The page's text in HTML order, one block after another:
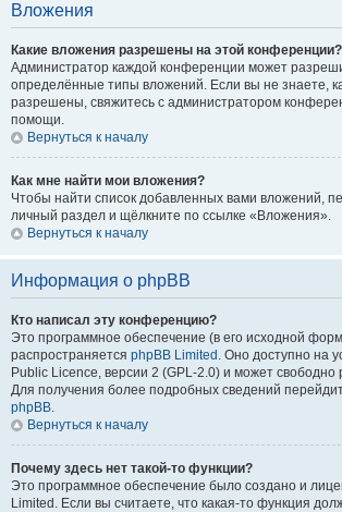
Вложения
Какие вложения разрешены на этой конференции?
Администратор каждой конференции может
определённые типы вложений. Если вы не знаете,
разрешены, свяжитесь с администратором
помощи.
Вернуться к началу
Как мне найти мои вложения?
Чтобы найти список добавленных вами вложений,
личный раздел и щёлкните по ссылке «Вложения».
Вернуться к началу
Информация о phpBB
Кто написал эту конференцию?
Это программное обеспечение (в его исходной
распространяется phpBB Limited . Оно доступно на
Public Licence, версии 2 (GPL-2.0) и может свободно
Для получения более подробных сведений
phpBB.
Вернуться к началу
Почему здесь нет такой-то функции?
Это программное обеспечение было создано и
Limited. Если вы считаете, что какая-то функция